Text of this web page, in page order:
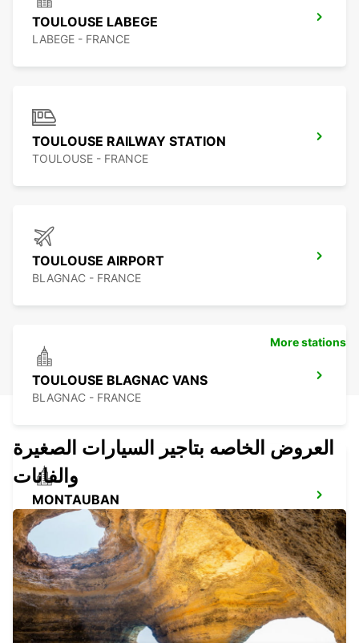
TOULOUSE LABEGE
LABEGE - FRANCE
TOULOUSE RAILWAY STATION
TOULOUSE - FRANCE
TOULOUSE AIRPORT
BLAGNAC - FRANCE
TOULOUSE BLAGNAC VANS
BLAGNAC - FRANCE
MONTAUBAN
MONTAUBAN - FRANCE
MONTAUBAN RAILWAY STATION
MONTAUBAN - FRANCE
More stations
العروض الخاصه بتاجير السيارات الصغيرة
والفانات